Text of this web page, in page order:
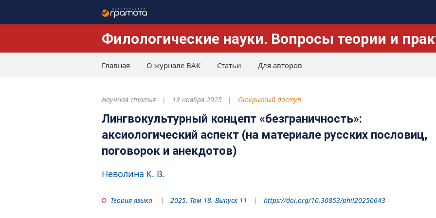
Филологические науки. Вопросы теории и
Главная О журнале ВАК Статьи Для авторов
Научная статья 13 ноября 2025 Открытый доступ
Лингвокультурный концепт «безграничность»:
аксиологический аспект (на материале русских пословиц,
поговорок и анекдотов)
Неволина К. В.
Теория языка 2025. Том 18. Выпуск 11 https://doi.org/10.30853/phil20250643